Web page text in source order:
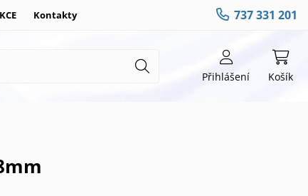
Kontakty 737 331 201
Přihlášení Košík